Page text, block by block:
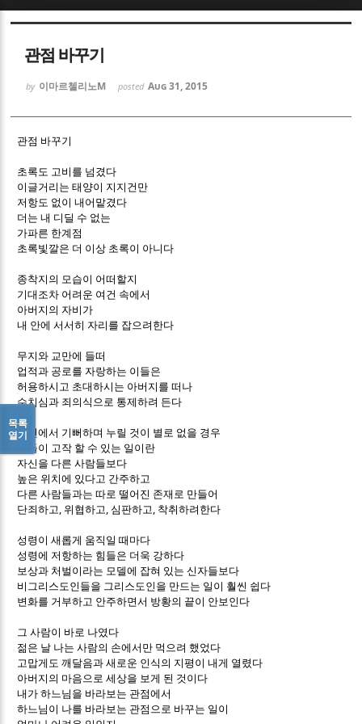
관점 바꾸기
by 이마르첼리노M posted Aug 31, 2015
관점 바꾸기
초록도 고비를 넘겼다
이글거리는 태양이 지지건만
저항도 없이 내어맡겼다
더는 내 디딜 수 없는
가파른 한계점
초록빛깔은 더 이상 초록이 아니다
종착지의 모습이 어떠할지
기대조차 어려운 여건 속에서
아버지의 자비가
내 안에 서서히 자리를 잡으려한다
무지와 교만에 들떠
업적과 공로를 자랑하는 이들은
허용하시고 초대하시는 아버지를 떠나
수치심과 죄의식으로 통제하려 든다
내면에서 기뻐하며 누릴 것이 별로 없을 경우
그들이 고작 할 수 있는 일이란
자신을 다른 사람들보다
높은 위치에 있다고 간주하고
다른 사람들과는 따로 떨어진 존재로 만들어
단죄하고 , 위협하고 , 심판하고 , 착취하려한다
성령이 새롭게 움직일 때마다
성령에 저항하는 힘들은 더욱 강하다
보상과 처벌이라는 모델에 잡혀 있는 신자들보다
비그리스도인들을 그리스도인을 만드는 일이 훨씬 쉽다
변화를 거부하고 안주하면서 방황의 끝이 안보인다
그 사람이 바로 나였다
젊은 날 나는 사람의 손에서만 먹으려 했었다
고맙게도 깨달음과 새로운 인식의 지평이 내게 열렸다
아버지의 마음으로 세상을 보게 된 것이다
내가 하느님을 바라보는 관점에서
하느님이 나를 바라보는 관점으로 바꾸는 일이
목록
열기
Sketchbook5, 스케치북5
Sketchbook5, 스케치북5
Sketchbook5, 스케치북5
Sketchbook5, 스케치북5